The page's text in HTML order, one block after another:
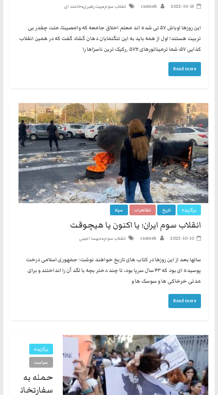
2022-10-13
csomeb انقلاب سوم،بیت رهبری،خامنه ای
این روزها اوباش ۵۷ تی شده اند معلم اخلاق جامعه که وامصیبتا، ملت چقدر بی
تربیت هستند! اول از همه باید به این تنگنمایان دهان گشاد گفت که در همین انقلاب
کذایی ۵۷، شما ترمیناتورهای ۵۷T _رکیک ترین ناسزاها را
Read more
برگزیده تاریخ تظاهرات سپاه
انقلاب سوم ایران؛ یا اکنون یا هیچوقت
2022-10-10
csomeb انقلاب سوم،مهسا امینی
سالها بعد از این روزها در کتاب های تاریخ خواهند نوشت: جمهوری اسلامی درخت
پوسیده ای بود که ۴۳ سال سرپا بود، تا چند دختر بچه با لگد آن را انداختند و برای
مدتی خرخاکی ها و سوسک ها و
Read more
برگزیده
سیاست
حمله به
سفارتخان